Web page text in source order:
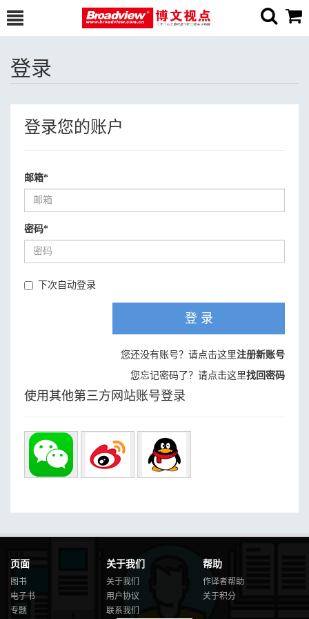
登录
登录您的账户
邮箱*
密码*
下次自动登录
登 录
您还没有账号？请点击这里注册新账号
您忘记密码了？请点击这里找回密码
使用其他第三方网站账号登录
页面
图书
电子书
专题
关于我们
关于我们
用户协议
联系我们
帮助
作译者帮助
关于积分